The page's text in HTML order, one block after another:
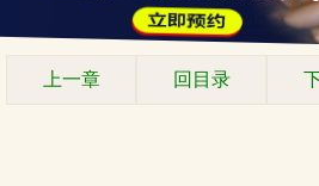
上一章 回目录